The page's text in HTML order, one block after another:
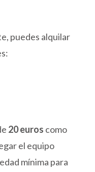
puedes alquilar
20 euros como
el equipo
mínima para